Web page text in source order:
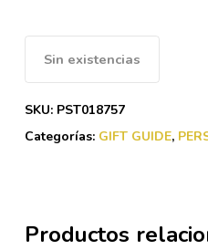
Sin existencias
SKU: PST018757
Categorías: GIFT GUIDE,
Productos